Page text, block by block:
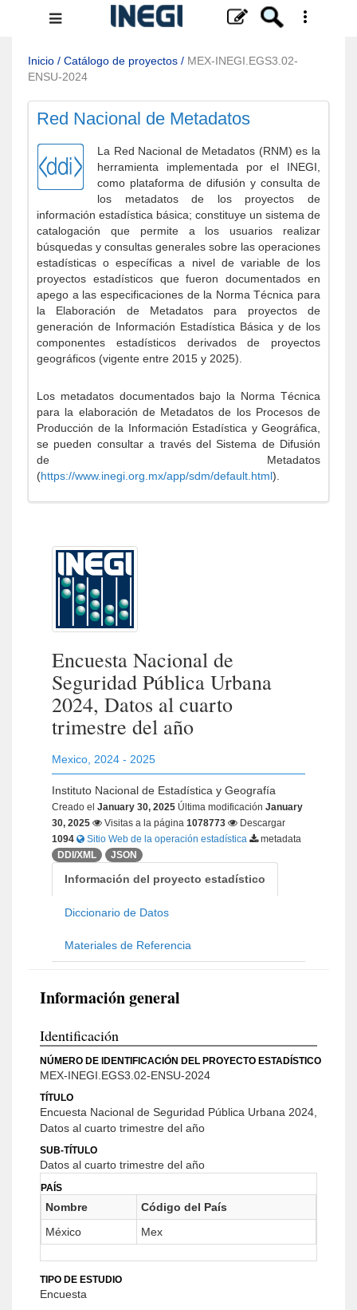
Menú
navegación
Inicio / Catálogo de proyectos / MEX-INEGI.EGS3.02-
ENSU-2024
Red Nacional de Metadatos
La Red Nacional de Metadatos (RNM) es la
herramienta implementada por el INEGI,
como plataforma de difusión y consulta de
los metadatos de los proyectos de
información estadística básica; constituye un sistema de
catalogación que permite a los usuarios realizar
búsquedas y consultas generales sobre las operaciones
estadísticas o específicas a nivel de variable de los
proyectos estadísticos que fueron documentados en
apego a las especificaciones de la Norma Técnica para
la Elaboración de Metadatos para proyectos de
generación de Información Estadística Básica y de los
componentes estadísticos derivados de proyectos
geográficos (vigente entre 2015 y 2025).
Los metadatos documentados bajo la Norma Técnica
para la elaboración de Metadatos de los Procesos de
Producción de la Información Estadística y Geográfica,
se pueden consultar a través del Sistema de Difusión
de Metadatos
(https://www.inegi.org.mx/app/sdm/default.html).
Encuesta Nacional de
Seguridad Pública Urbana
2024, Datos al cuarto
trimestre del año
Mexico 2024 - 2025
Instituto Nacional de Estadística y Geografía
Creado el January 30, 2025 Última modificación January
30, 2025
Visitas a la página 1078773
Descargar
1094
Sitio Web de la operación estadística
metadata
DDI/XML
JSON
Información del proyecto estadístico
Diccionario de Datos
Materiales de Referencia
Información general
Identificación
NÚMERO DE IDENTIFICACIÓN DEL PROYECTO ESTADÍSTICO
MEX-INEGI.EGS3.02-ENSU-2024
TÍTULO
Encuesta Nacional de Seguridad Pública Urbana 2024,
Datos al cuarto trimestre del año
SUB-TÍTULO
Datos al cuarto trimestre del año
PAÍS
Nombre
Código del País
México
Mex
TIPO DE ESTUDIO
Encuesta